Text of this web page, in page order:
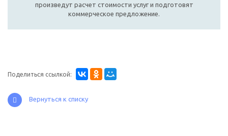
произведут расчет стоимости услуг и подготовят
коммерческое предложение.
Поделиться ссылкой:
Вернуться к списку